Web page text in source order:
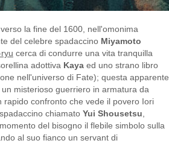
la fine del 1600, nell'omonima
del celebre spadaccino Miyamoto
cerca di condurre una vita tranquilla
adottiva Kaya ed uno strano libro
nell'universo di Fate); questa apparente
misterioso guerriero in armatura da
confronto che vede il povero Iori
chiamato Yui Shousetsu
del bisogno il flebile simbolo sulla
al suo fianco un servant di